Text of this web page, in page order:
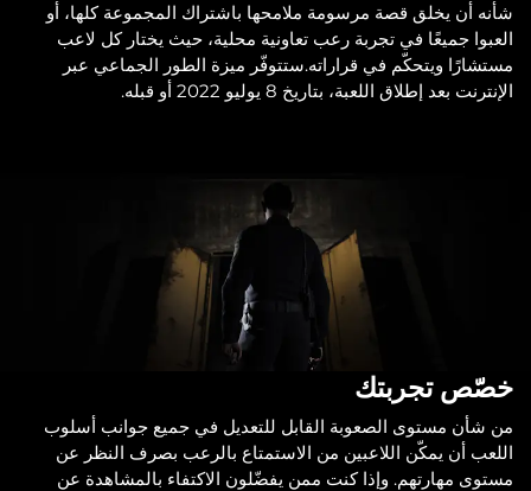
شأنه أن يخلق قصة مرسومة ملامحها باشتراك المجموعة كلها، أو
العبوا جميعًا في تجربة رعب تعاونية محلية، حيث يختار كل لاعب
مستشارًا ويتحكّم في قراراته.ستتوفّر ميزة الطور الجماعي عبر
الإنترنت بعد إطلاق اللعبة، بتاريخ 8 يوليو 2022 أو قبله.
خصّص تجربتك
من شأن مستوى الصعوبة القابل للتعديل في جميع جوانب أسلوب
اللعب أن يمكّن اللاعبين من الاستمتاع بالرعب بصرف النظر عن
مستوى مهارتهم. وإذا كنت ممن يفضّلون الاكتفاء بالمشاهدة عن